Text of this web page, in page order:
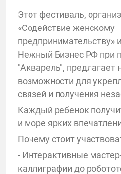
Этот фестиваль,
«Содействие женскому
предпринимательству»
Нежный Бизнес РФ при
"Акварель", предлагает
возможности для
связей и получения
Каждый ребенок
и море ярких
Почему стоит
- Интерактивные
каллиграфии до